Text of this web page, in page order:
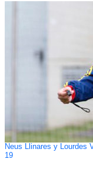
Neus Llinares y Lourdes
19